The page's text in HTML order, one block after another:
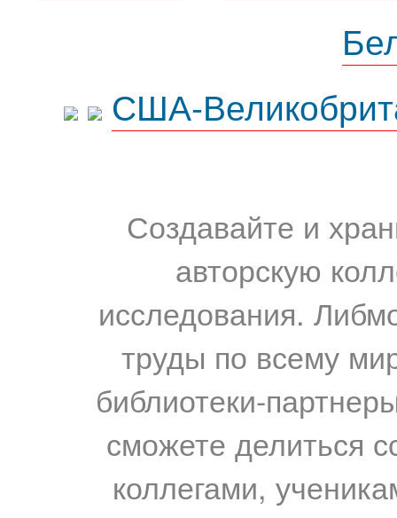
США-
Создавайте и
авторскую
исследования.
труды по всему
библиотеки-
сможете делиться
коллегами,